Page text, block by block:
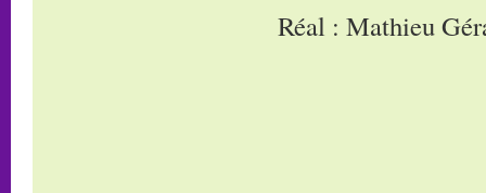
Réal : Mathieu